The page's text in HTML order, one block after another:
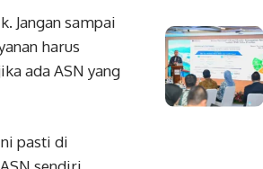
Jangan sampai
harus
ada ASN yang
pasti di